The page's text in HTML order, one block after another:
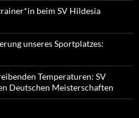
beim SV Hildesia
unseres Sportplatzes:
Temperaturen: SV
Deutschen Meisterschaften